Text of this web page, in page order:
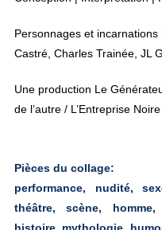
Personnages et
Castré, Charles Trainée, JL
Une production Le
de l’autre / L’Entreprise Noire
Pièces du collage:
performance, nudité,
théâtre, scène,
histoire, mythologie,